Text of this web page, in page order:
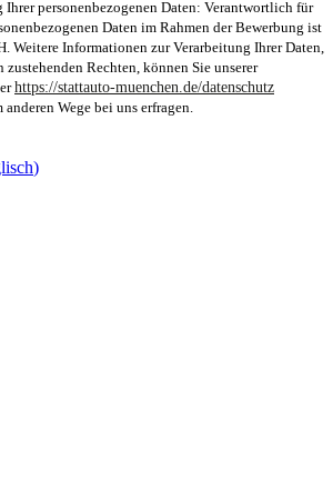
Ihrer personenbezogenen Daten: Verantwortlich für
Daten im Rahmen der Bewerbung ist
Weitere Informationen zur Verarbeitung Ihrer Daten,
zustehenden Rechten, können Sie unserer
https://stattauto-muenchen.de/datenschutz
Wege bei uns erfragen.
)